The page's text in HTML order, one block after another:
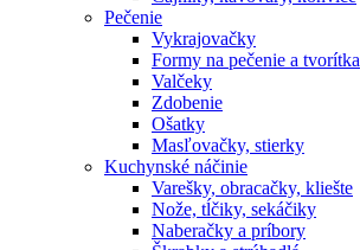
Pečenie
Vykrajovačky
Formy na pečenie a tvorítka
Valčeky
Zdobenie
Ošatky
Masľovačky, stierky
Kuchynské náčinie
Varešky, obracačky, kliešte
Nože, tĺčiky, sekáčiky
Naberačky a príbory